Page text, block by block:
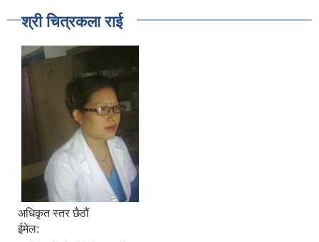
श्री चित्रकला राई
अधिकृत स्तर छैठौं
ईमेल: